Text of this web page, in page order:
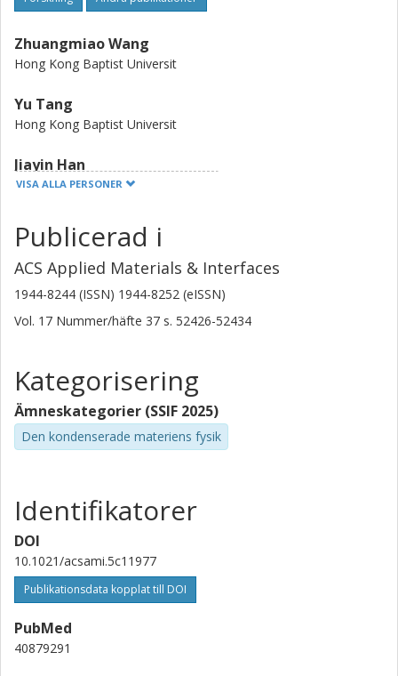
Zhuangmiao Wang
Hong Kong Baptist Universit
Yu Tang
Hong Kong Baptist Universit
Jiayin Han
Hong Kong Baptist Universit
Mingsheng Gao
Hong Kong Baptist Universit
Jingnan Wu
Chalmers, Kemi och kemiteknik, Tillämpad kemi
Qiaonan Chen
Sino-Danish Center for Education and Research Denmark
Forskning Andra publikationer
Ergang Wang
Chalmers, Kemi och kemiteknik
Forskning Andra publikationer
Furong Zhu
Hong Kong Baptist Universit
VISA ALLA PERSONER
Publicerad i
ACS Applied Materials & Interfaces
1944-8244 (ISSN) 1944-8252 (eISSN)
Vol. 17 Nummer/häfte 37 s. 52426-52434
Kategorisering
Ämneskategorier (SSIF 2025)
Den kondenserade materiens fysik
Identifikatorer
DOI
10.1021/acsami.5c11977
Publikationsdata kopplat till DOI
PubMed
40879291